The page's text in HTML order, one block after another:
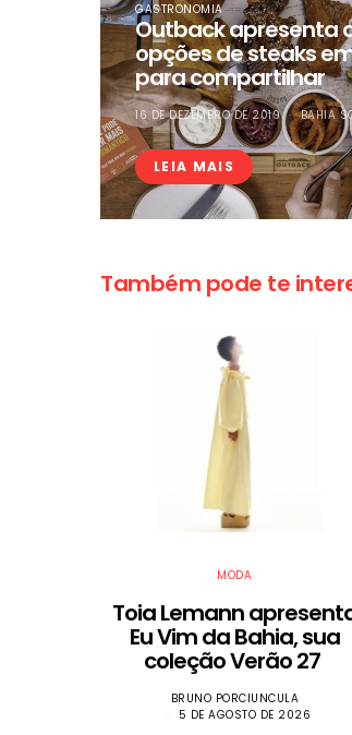
GASTRONOMIA
Outback apresenta
opções de steaks
para compartilhar
16 DE DEZEMBRO DE 2019 BAHIA
LEIA MAIS
Também pode te
MODA
Toia Lemann
Eu Vim da Bahia, sua
coleção Verão 27
BRUNO PORCIUNCULA
5 DE AGOSTO DE 2026